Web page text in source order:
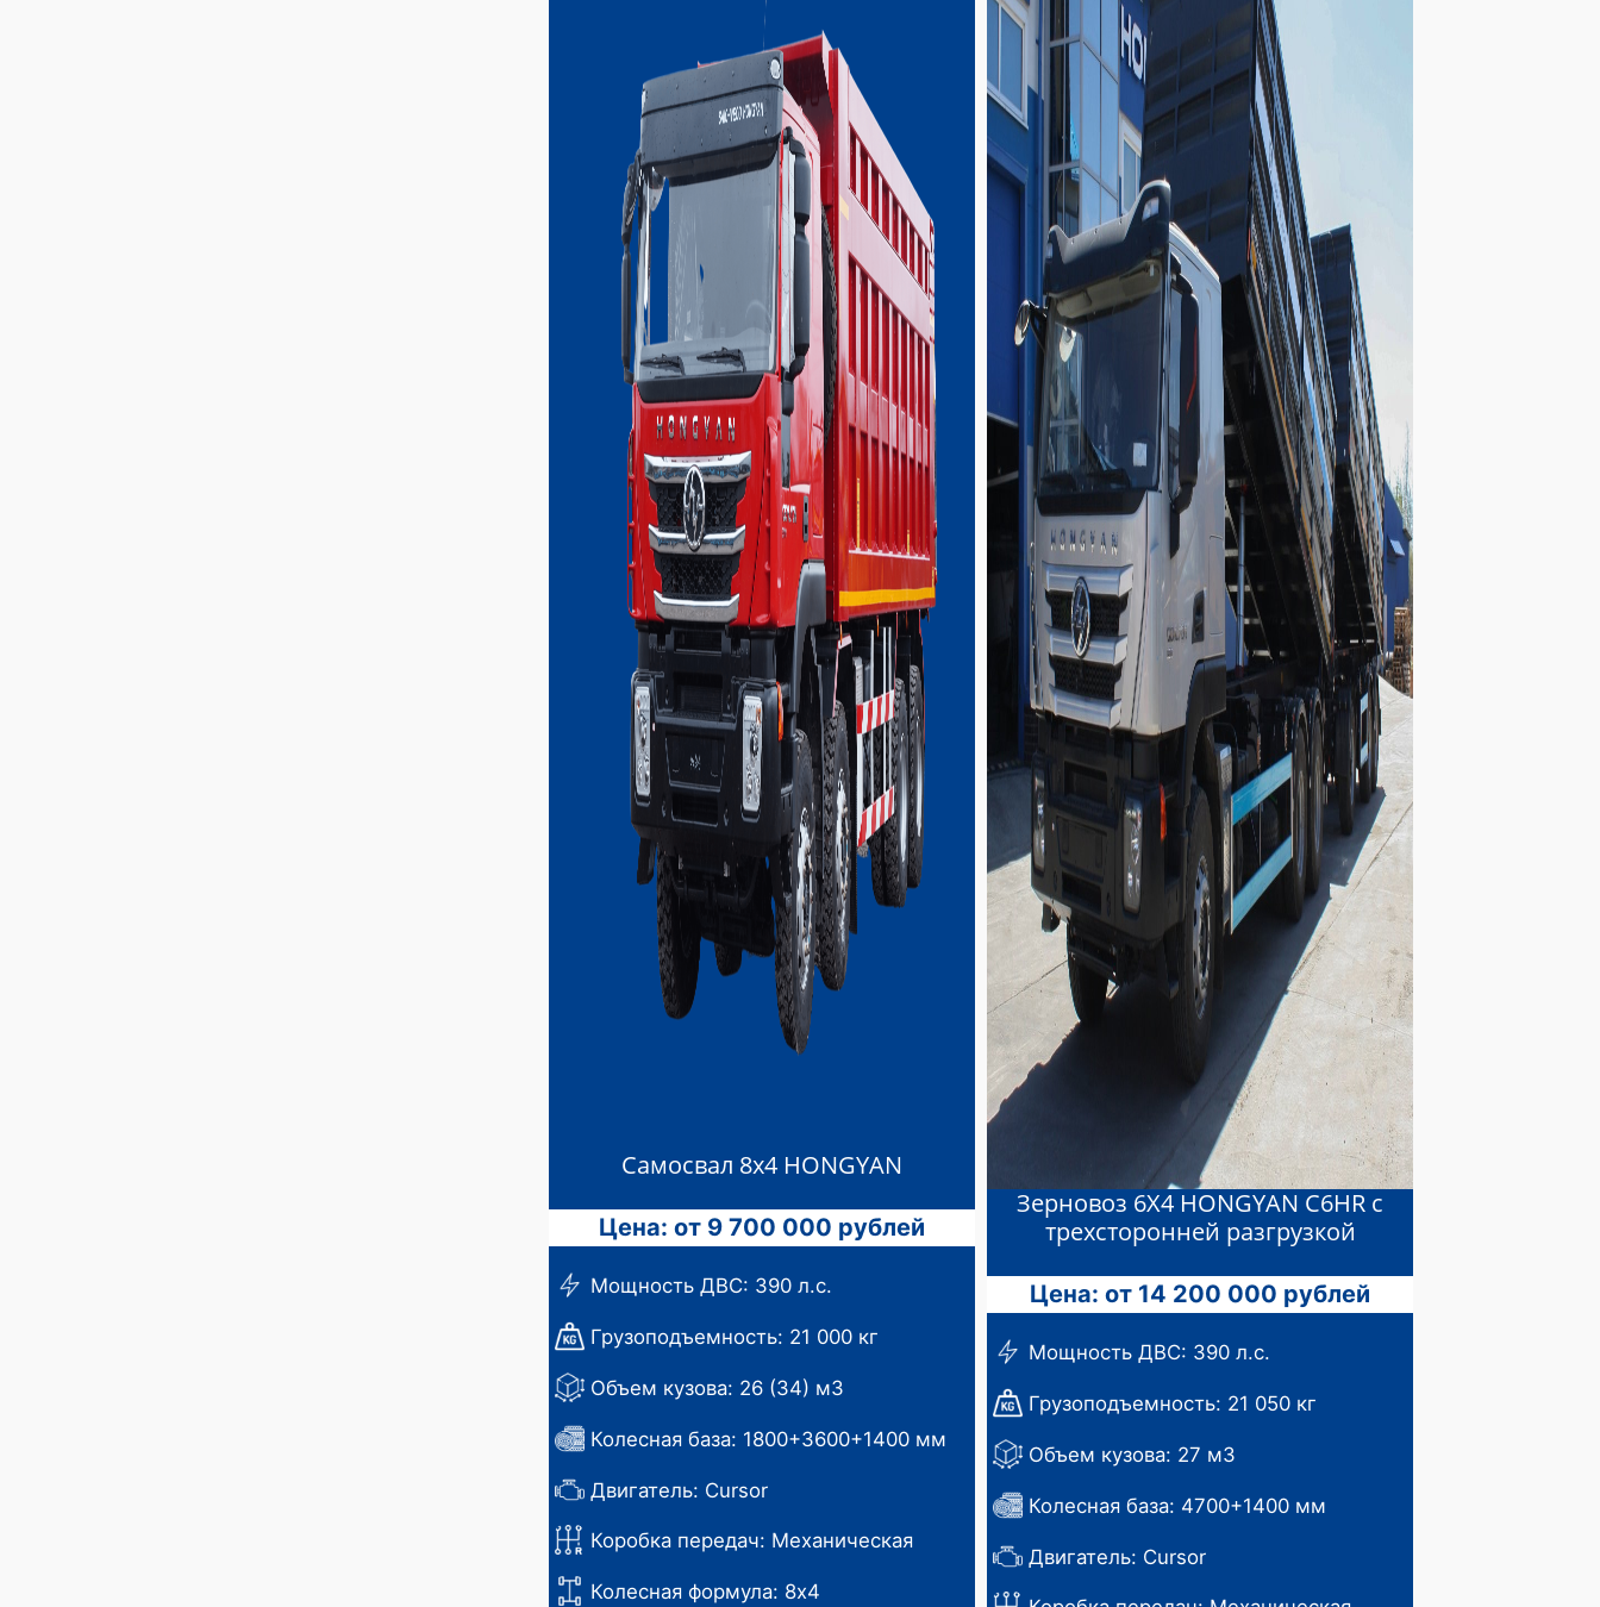
Самосвал 8х4 HONGYAN
Цена: от 9 700 000 рублей
Мощность ДВС: 390 л.с.
Грузоподъемность: 21 000 кг
Объем кузова: 26 (34) м3
Колесная база: 1800+3600+1400 мм
Двигатель: Cursor
Коробка передач: Механическая
Колесная формула: 8х4
Зерновоз 6X4 HONGYAN C6HR с
трехсторонней разгрузкой
Цена: от 14 200 000 рублей
Мощность ДВС: 390 л.с.
Грузоподъемность: 21 050 кг
Объем кузова: 27 м3
Колесная база: 4700+1400 мм
Двигатель: Cursor